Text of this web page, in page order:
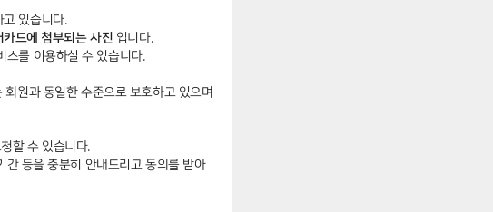
있습니다.
드에 첨부되는 사진 입니다.
스를 이용하실 수 있습니다.
원과 동일한 수준으로 보호하고 있으며
할 수 있습니다.
간 등을 충분히 안내드리고 동의를 받아